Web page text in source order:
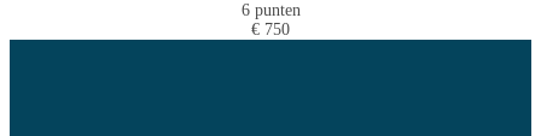
6 punten
€ 750